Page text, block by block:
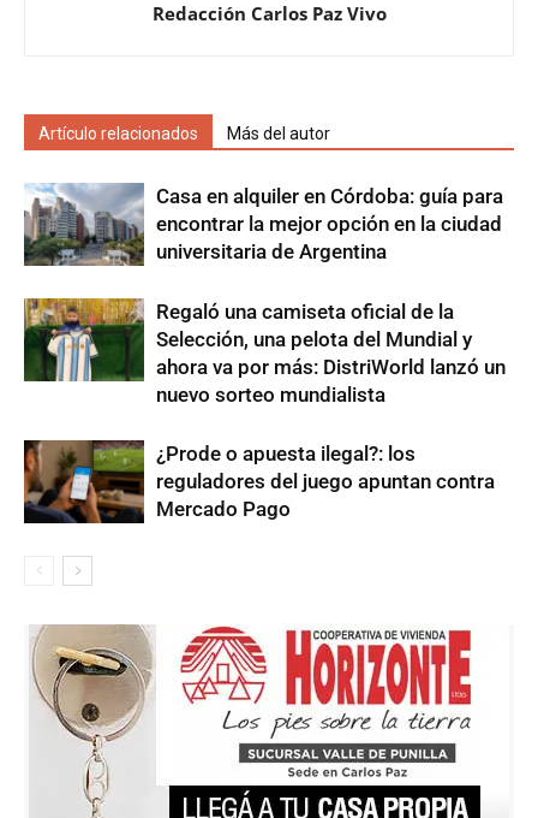
Redacción Carlos Paz Vivo
Artículo relacionados Más del autor
Casa en alquiler en Córdoba: guía para
encontrar la mejor opción en la ciudad
universitaria de Argentina
Regaló una camiseta oficial de la
Selección, una pelota del Mundial y
ahora va por más: DistriWorld lanzó un
nuevo sorteo mundialista
¿Prode o apuesta ilegal?: los
reguladores del juego apuntan contra
Mercado Pago